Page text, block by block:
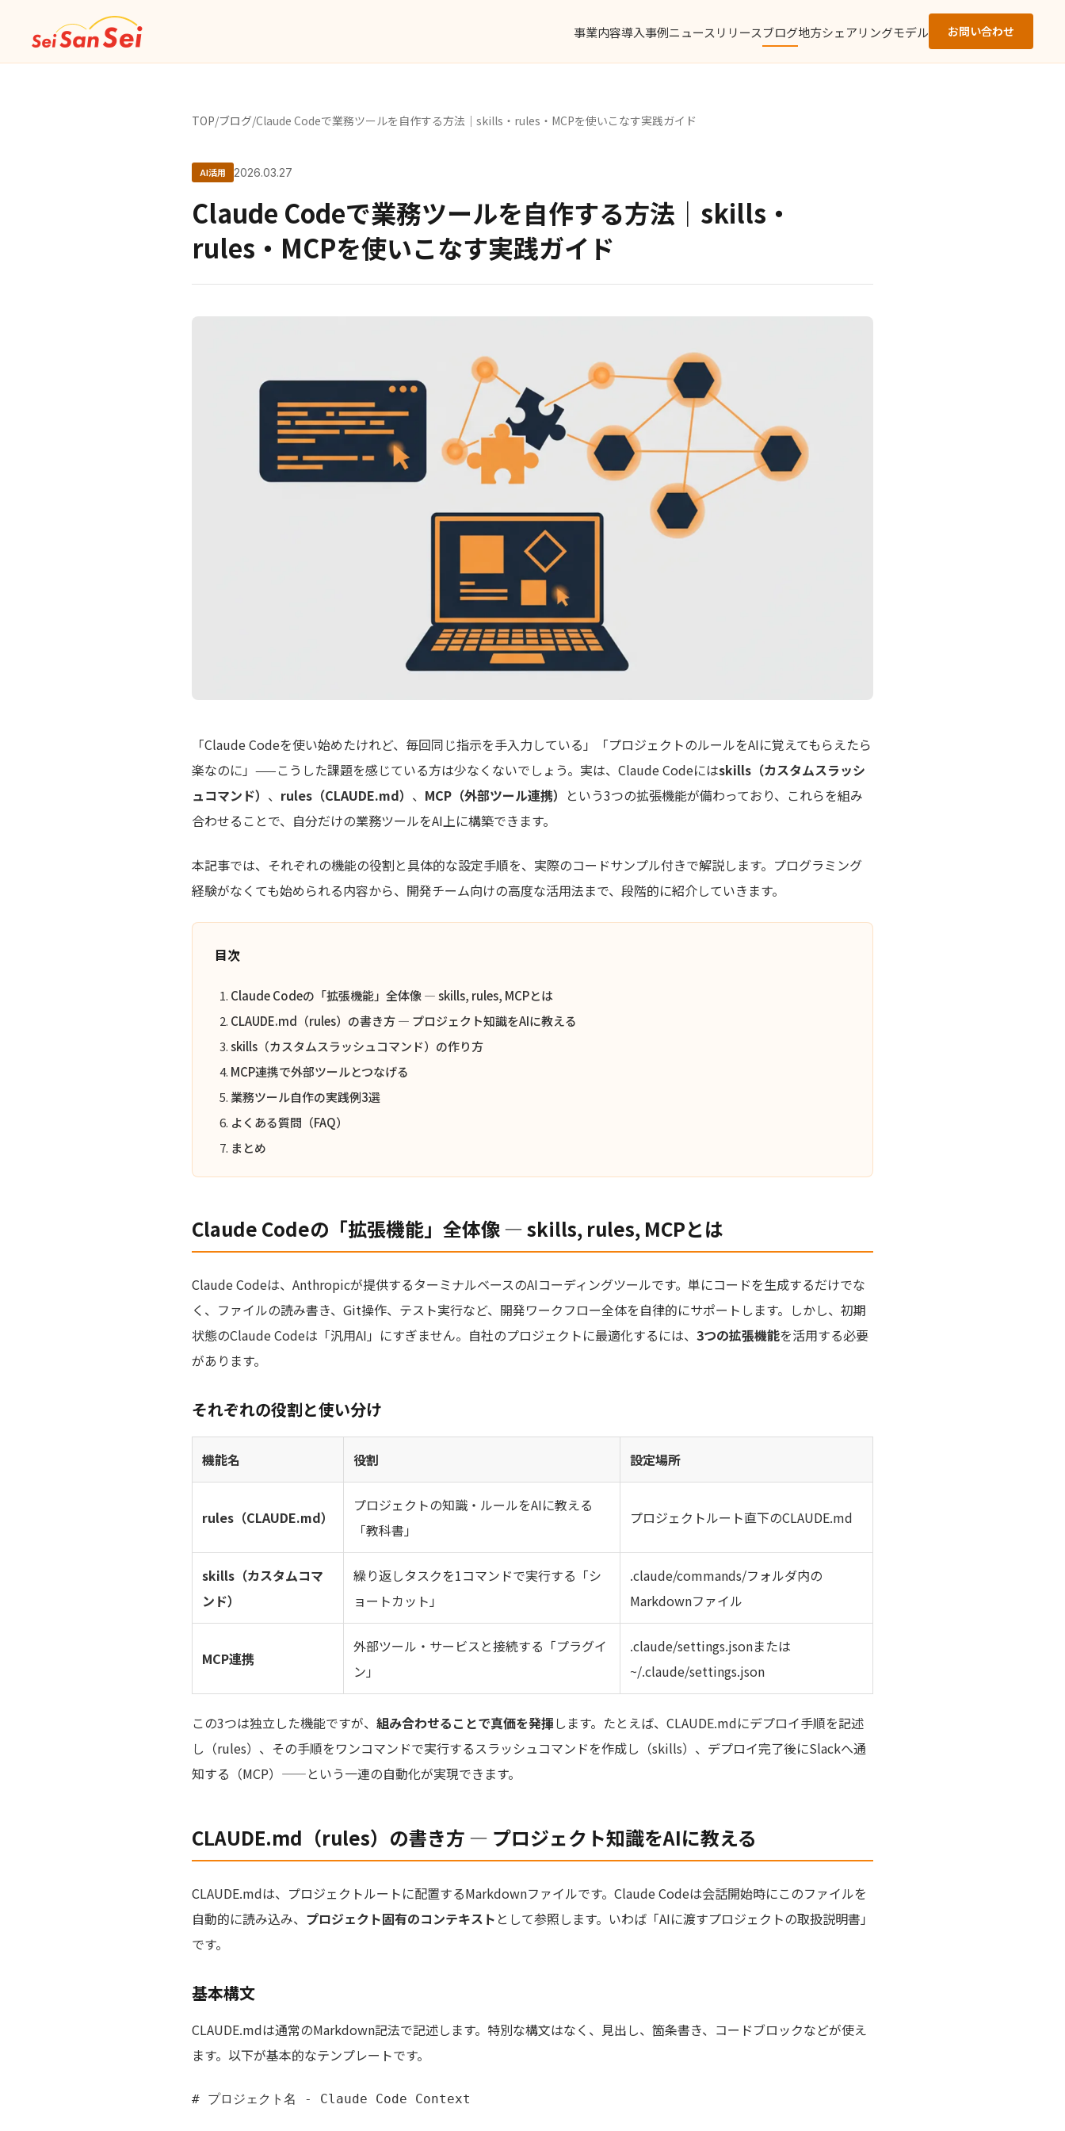
事業内容導入事例ニュースリリースブログ地方シェアリングモデル お問い合わせ
TOP/ブログ/Claude Codeで業務ツールを自作する方法｜skills・rules・MCPを使いこなす実践ガイド
AI活用 2026.03.27
Claude Codeで業務ツールを自作する方法｜skills・
rules・MCPを使いこなす実践ガイド
「Claude Codeを使い始めたけれど、毎回同じ指示を手入力している」「プロジェクトのルールをAIに覚えてもらえたら
楽なのに」——こうした課題を感じている方は少なくないでしょう。実は、Claude Codeにはskills（カスタムスラッシ
ュコマンド） 、 rules（CLAUDE.md） 、 MCP（外部ツール連携） という3つの拡張機能が備わっており、これらを組み
合わせることで、自分だけの業務ツールをAI上に構築できます。
本記事では、それぞれの機能の役割と具体的な設定手順を、実際のコードサンプル付きで解説します。プログラミング
経験がなくても始められる内容から、開発チーム向けの高度な活用法まで、段階的に紹介していきます。
目次
Claude Codeの「拡張機能」全体像 — skills, rules, MCPとは
CLAUDE.md（rules）の書き方 — プロジェクト知識をAIに教える
skills（カスタムスラッシュコマンド）の作り方
MCP連携で外部ツールとつなげる
業務ツール自作の実践例3選
よくある質問（FAQ）
まとめ
Claude Codeの「拡張機能」全体像 — skills, rules, MCPとは
Claude Codeは、Anthropicが提供するターミナルベースのAIコーディングツールです。単にコードを生成するだけでな
く、ファイルの読み書き、Git操作、テスト実行など、開発ワークフロー全体を自律的にサポートします。しかし、初期
状態のClaude Codeは「汎用AI」にすぎません。自社のプロジェクトに最適化するには、 3つの拡張機能を活用する必要
があります。
それぞれの役割と使い分け
機能名 役割 設定場所
rules（CLAUDE.md）
プロジェクトの知識・ルールをAIに教える
「教科書」
プロジェクトルート直下のCLAUDE.md
skills（カスタムコマ
ンド）
繰り返しタスクを1コマンドで実行する「シ
ョートカット」
.claude/commands/フォルダ内の
Markdownファイル
MCP連携
外部ツール・サービスと接続する「プラグイ
ン」
.claude/settings.jsonまたは
~/.claude/settings.json
この3つは独立した機能ですが、 組み合わせることで真価を発揮します。たとえば、CLAUDE.mdにデプロイ手順を記述
し（rules）、その手順をワンコマンドで実行するスラッシュコマンドを作成し（skills）、デプロイ完了後にSlackへ通
知する（MCP）——という一連の自動化が実現できます。
CLAUDE.md（rules）の書き方 — プロジェクト知識をAIに教える
CLAUDE.mdは、プロジェクトルートに配置するMarkdownファイルです。Claude Codeは会話開始時にこのファイルを
自動的に読み込み、 プロジェクト固有のコンテキスト として参照します。いわば「AIに渡すプロジェクトの取扱説明書」
です。
基本構文
CLAUDE.mdは通常のMarkdown記法で記述します。特別な構文はなく、見出し、箇条書き、コードブロックなどが使え
ます。以下が基本的なテンプレートです。
# プロジェクト名 - Claude Code Context